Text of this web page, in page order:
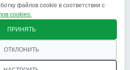
Оставить отзыв
Гродно, Могилев и другие
файлов cookie в соответствии с
cookies.
ОТКЛОНИТЬ
ПРИНЯТЬ